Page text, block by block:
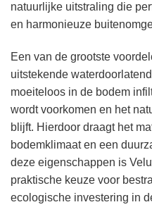
natuurlijke uitstraling die
en harmonieuze
Een van de grootste
uitstekende
moeiteloos in de bodem
wordt voorkomen en het
blijft. Hierdoor draagt het
bodemklimaat en een
deze eigenschappen is
praktische keuze voor
ecologische investering in